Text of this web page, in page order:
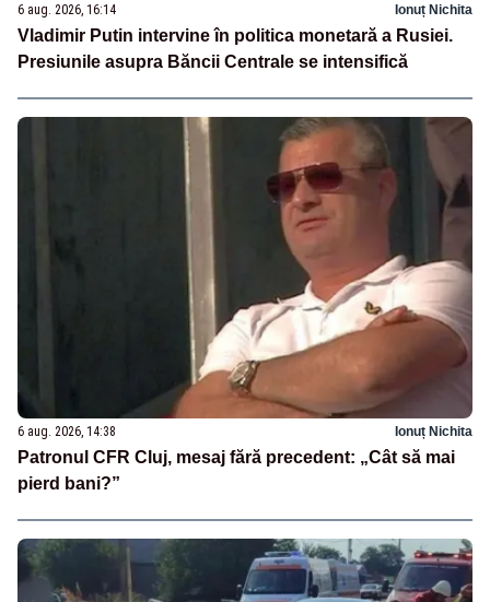
6 aug. 2026, 16:14 Ionuț Nichita
Vladimir Putin intervine în politica monetară a Rusiei.
Presiunile asupra Băncii Centrale se intensifică
6 aug. 2026, 14:38 Ionuț Nichita
Patronul CFR Cluj, mesaj fără precedent: „Cât să mai
pierd bani?”